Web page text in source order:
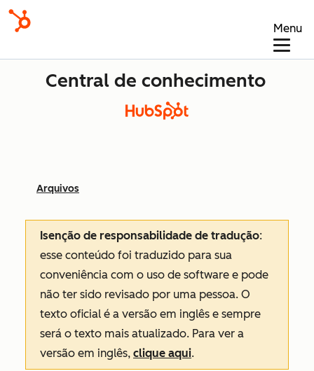
Menu
Central de conhecimento
Arquivos
Isenção de responsabilidade de tradução:
esse conteúdo foi traduzido para sua
conveniência com o uso de software e pode
não ter sido revisado por uma pessoa. O
texto oficial é a versão em inglês e sempre
será o texto mais atualizado. Para ver a
versão em inglês, clique aqui.